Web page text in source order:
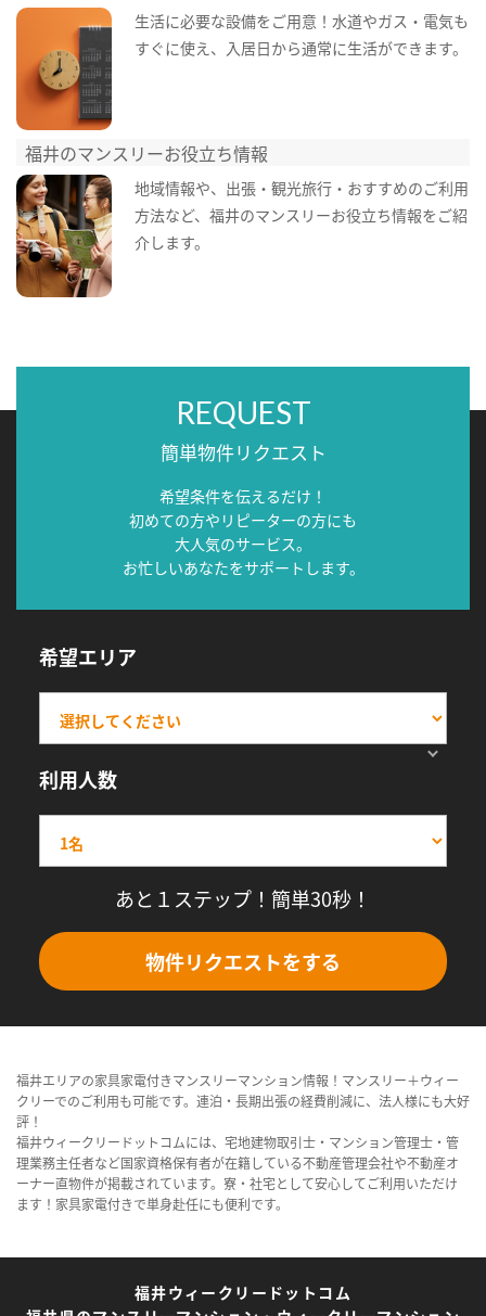
生活に必要な設備をご用意！水道やガス・電気も
すぐに使え、入居日から通常に生活ができます。
福井のマンスリーお役立ち情報
地域情報や、出張・観光旅行・おすすめのご利用
方法など、福井のマンスリーお役立ち情報をご紹
介します。
REQUEST
簡単物件リクエスト
希望条件を伝えるだけ！
初めての方やリピーターの方にも
大人気のサービス。
お忙しいあなたをサポートします。
希望エリア
利用人数
あと１ステップ！簡単30秒！
物件リクエストをする
福井エリアの家具家電付きマンスリーマンション情報！マンスリー＋ウィー
クリーでのご利用も可能です。連泊・長期出張の経費削減に、法人様にも大好
評！
福井ウィークリードットコムには、宅地建物取引士・マンション管理士・管
理業務主任者など国家資格保有者が在籍している不動産管理会社や不動産オ
ーナー直物件が掲載されています。寮・社宅として安心してご利用いただけ
ます！家具家電付きで単身赴任にも便利です。
福井ウィークリードットコム